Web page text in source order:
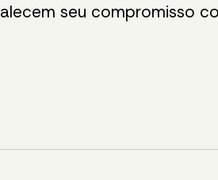
seu compromisso